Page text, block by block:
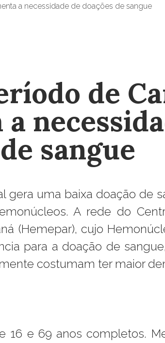
de
sangue
gera uma baixa doação de
A rede do
(Hemepar), cujo
para a doação de
costumam ter maior
16 e 69 anos completos.